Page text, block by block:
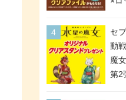
ス
ァ
で
象
セ
動
魔
第2